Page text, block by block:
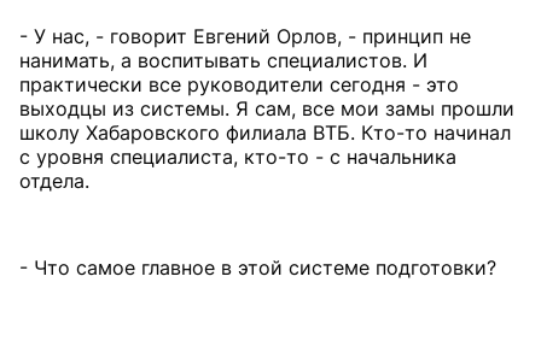
- У нас, - говорит Евгений Орлов, - принцип не
нанимать, а воспитывать специалистов. И
практически все руководители сегодня - это
выходцы из системы. Я сам, все мои замы прошли
школу Хабаровского филиала ВТБ. Кто-то начинал
с уровня специалиста, кто-то - с начальника
отдела.
- Что самое главное в этой системе подготовки?